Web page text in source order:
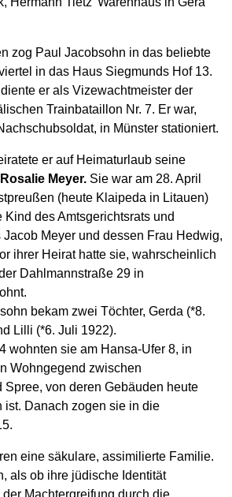
zog Paul Jacobsohn in das beliebte
in das Haus Siegmunds Hof 13.
er als Vizewachtmeister der
Trainbataillon Nr. 7. Er war,
in Münster stationiert.
er auf Heimaturlaub seine
Meyer. Sie war am 28. April
(heute Klaipeda in Litauen)
Kind des Amtsgerichtsrats und
Meyer und dessen Frau Hedwig,
ihrer Heirat hatte sie, wahrscheinlich
Dahlmannstraße 29 in
bekam zwei Töchter, Gerda (*8.
Lilli (*6. Juli 1922).
wohnten sie am Hansa-Ufer 8, in
Wohngegend zwischen
Spree, von deren Gebäuden heute
ist. Danach zogen sie in die
eine säkulare, assimilierte Familie.
als ob ihre jüdische Identität
Machtergreifung durch die